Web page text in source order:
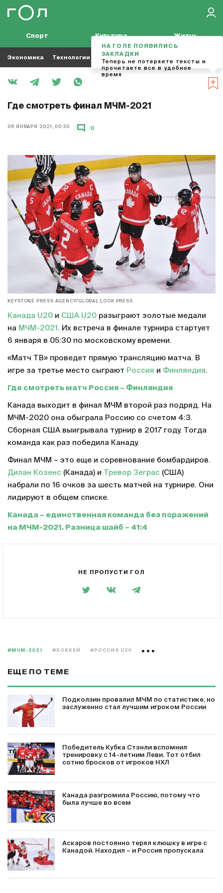
Спорт Культура Жизнь
Экономика Технологии Кино Футбол
Где смотреть финал МЧМ-2021
06 ЯНВАРЯ 2021, 00:30 0
KEYSTONE PRESS AGENCY/GLOBAL LOOK PRESS
Канада U20 и США U20 разыграют золотые медали
на МЧМ-2021 . Их встреча в финале турнира стартует
6 января в 05:30 по московскому времени.
«Матч ТВ» проведет прямую трансляцию матча. В
игре за третье место сыграют Россия и Финляндия.
Где смотреть матч Россия – Финляндия
Канада выходит в финал МЧМ второй раз подряд. На
МЧМ-2020 она обыграла Россию со счетом 4:3.
Сборная США выигрывала турнир в 2017 году. Тогда
команда как раз победила Канаду.
Финал МЧМ – это еще и соревнование бомбардиров.
Дилан Козенс (Канада) и Тревор Зеграс (США)
набрали по 16 очков за шесть матчей на турнире. Они
лидируют в общем списке.
Канада – единственная команда без поражений
на МЧМ-2021. Разница шайб – 41:4
НЕ ПРОПУСТИ ГОЛ
#МЧМ-2021 #ХОККЕЙ #РОССИЯ U20
ЕЩЕ ПО ТЕМЕ
Подколзин провалил МЧМ по статистике, но
заслуженно стал лучшим игроком России
Победитель Кубка Стэнли вспомнил
тренировку с 14-летним Леви. Тот отбил
сотню бросков от игроков НХЛ
Канада разгромила Россию, потому что
была лучше во всем
Аскаров постоянно терял клюшку в игре с
Канадой. Находил – и Россия пропускала
НА ГОЛЕ ПОЯВИЛИСЬ
ЗАКЛАДКИ
Теперь не потеряете тексты и
прочитаете все в удобное
время